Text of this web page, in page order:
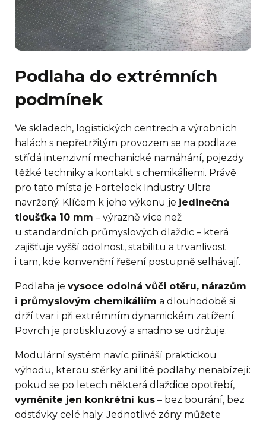
Podlaha do extrémních
podmínek
Ve skladech, logistických centrech a výrobních
halách s nepřetržitým provozem se na podlaze
střídá intenzivní mechanické namáhání, pojezdy
těžké techniky a kontakt s chemikáliemi. Právě
pro tato místa je Fortelock Industry Ultra
navržený. Klíčem k jeho výkonu je jedinečná
tloušťka 10 mm – výrazně více než
u standardních průmyslových dlaždic – která
zajišťuje vyšší odolnost, stabilitu a trvanlivost
i tam, kde konvenční řešení postupně selhávají.
Podlaha je vysoce odolná vůči otěru, nárazům
i průmyslovým chemikáliím a dlouhodobě si
drží tvar i při extrémním dynamickém zatížení.
Povrch je protiskluzový a snadno se udržuje.
Modulární systém navíc přináší praktickou
výhodu, kterou stěrky ani lité podlahy nenabízejí:
pokud se po letech některá dlaždice opotřebí,
vyměníte jen konkrétní kus – bez bourání, bez
odstávky celé haly. Jednotlivé zóny můžete